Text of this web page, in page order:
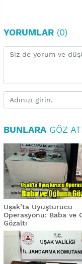
YORUMLAR (0)
BUNLARA GÖZ
Uşak’ta Uyuşturucu
Operasyonu: Baba ve
Gözaltı